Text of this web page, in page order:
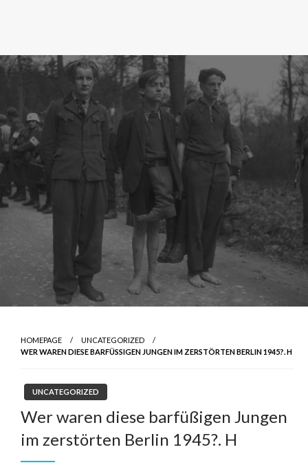
HOMEPAGE
UNCATEGORIZED
WER WAREN DIESE BARFÜSSIGEN JUNGEN IM ZERSTÖRTEN BERLIN 1945?. H
UNCATEGORIZED
Wer waren diese barfüßigen Jungen
im zerstörten Berlin 1945?. H